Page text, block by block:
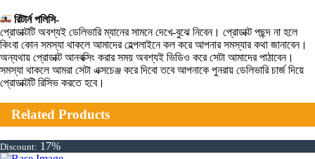
রিটার্ন পলিসি-
প্রোডাক্টটি অবশ্যই ডেলিভারি ম্যানের সামনে দেখে-বুঝে নিবেন। প্রোডাক্ট পছন্দ না হলে
কিংবা কোন সমস্যা থাকলে আমাদের হেল্পলাইনে কল করে আপনার সমস্যার কথা জানাবেন।
অন্যথায় প্রোডাক্ট আনবক্সিং করার সময় অবশ্যই ভিডিও করে সেটা আমাদের পাঠাবেন।
সমস্যা থাকলে আমরা সেটা এক্সচেঞ্জ করে দিবো তবে আপনাকে পুনরায় ডেলিভারি চার্জ দিয়ে
প্রোডাক্টটি রিসিভ করতে হবে।
Related Products
Discount: 17%